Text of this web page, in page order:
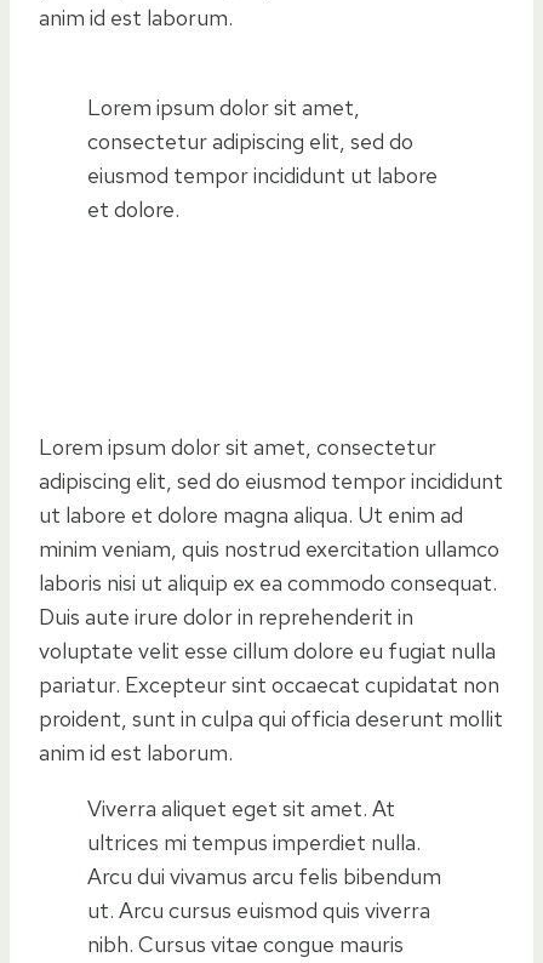
anim id est laborum.
Lorem ipsum dolor sit amet,
consectetur adipiscing elit, sed do
eiusmod tempor incididunt ut labore
et dolore.
Lorem ipsum dolor sit amet, consectetur
adipiscing elit, sed do eiusmod tempor incididunt
ut labore et dolore magna aliqua. Ut enim ad
minim veniam, quis nostrud exercitation ullamco
laboris nisi ut aliquip ex ea commodo consequat.
Duis aute irure dolor in reprehenderit in
voluptate velit esse cillum dolore eu fugiat nulla
pariatur. Excepteur sint occaecat cupidatat non
proident, sunt in culpa qui officia deserunt mollit
anim id est laborum.
Viverra aliquet eget sit amet. At
ultrices mi tempus imperdiet nulla.
Arcu dui vivamus arcu felis bibendum
ut. Arcu cursus euismod quis viverra
nibh. Cursus vitae congue mauris